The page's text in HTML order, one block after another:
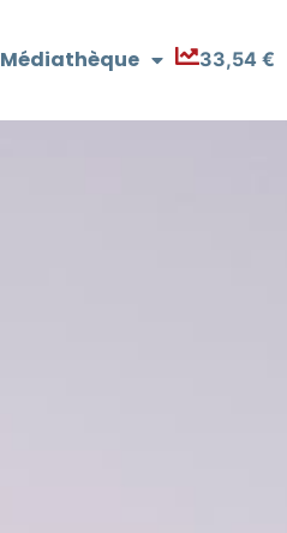
Médiathèque 33,54 €